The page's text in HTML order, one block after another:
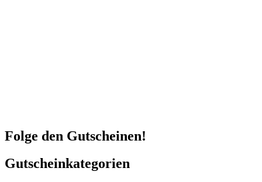
Folge den Gutscheinen!
Gutscheinkategorien